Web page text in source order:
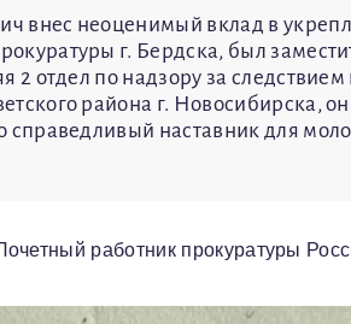
внес неоценимый вклад в
г. Бердска, был
2 отдел по надзору за
района г. Новосибирска,
справедливый наставник для
работник прокуратуры